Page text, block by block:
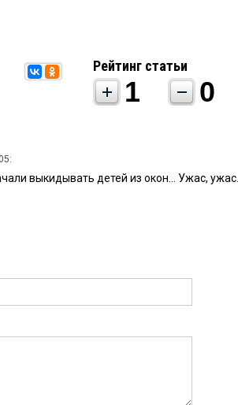
Рейтинг статьи
1 0
выкидывать детей из окон... Ужас, ужас...